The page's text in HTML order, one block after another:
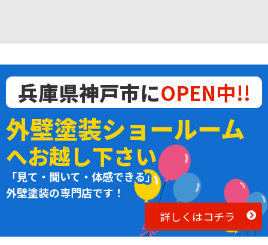
兵庫県神戸市にOPEN中!!
外壁塗装ショールーム
へお越し下さい
「見て・聞いて・体感できる」
外壁塗装の専門店です！
詳しくはコチラ